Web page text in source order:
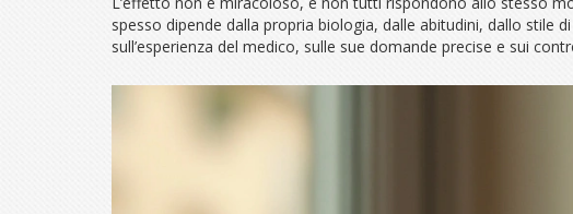
spesso dipende dalla propria biologia, dalle abitudini, dallo stile
sull’esperienza del medico, sulle sue domande precise e sui